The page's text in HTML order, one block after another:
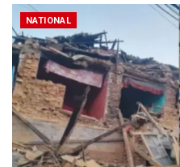
NATIONAL